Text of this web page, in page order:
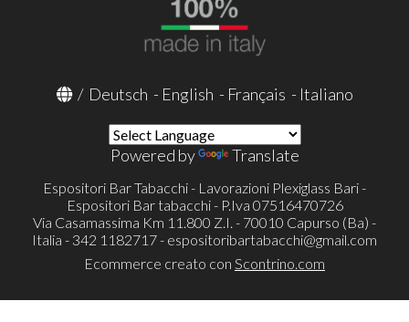
/ Deutsch - English - Français - Italiano
Powered by Translate
Espositori Bar Tabacchi - Lavorazioni Plexiglass Bari -
Espositori Bar tabacchi - P.Iva 07516470726
Via Casamassima Km 11.800 Z.I. - 70010 Capurso (Ba) -
Italia - 342 1182717 - espositoribartabacchi@gmail.com
Ecommerce creato con Scontrino.com